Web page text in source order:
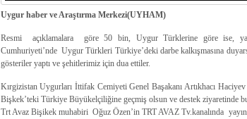
Uygur haber ve Araştırma Merkezi(UYHAM)
Resmi açıklamalara göre 50 bin, Uygur Türklerine göre ise,
Cumhuriyeti’nde Uygur Türkleri Türkiye’deki darbe kalkışmasına
gösteriler yaptı ve şehitlerimiz için dua ettiler.
Kırgizistan Uygurları İttifak Cemiyeti Genel Başakanı Artıkhacı
Bişkek’teki Türkiye Büyükelçiliğine geçmiş olsun ve destek ziyaretinde
Trt Avaz Bişikek muhabiri Oğuz Özen’in TRT AVAZ Tv.kanalında